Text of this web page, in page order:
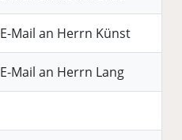
E-Mail an Herrn Künst
E-Mail an Herrn Lang